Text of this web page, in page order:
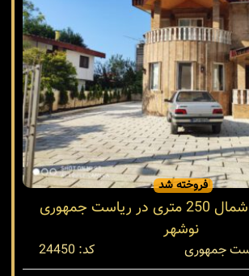
فروخته شد
خرید ویلا در شمال 250 متری در ریاست جمهوری
نوشهر
جمهوری
کد: 24450